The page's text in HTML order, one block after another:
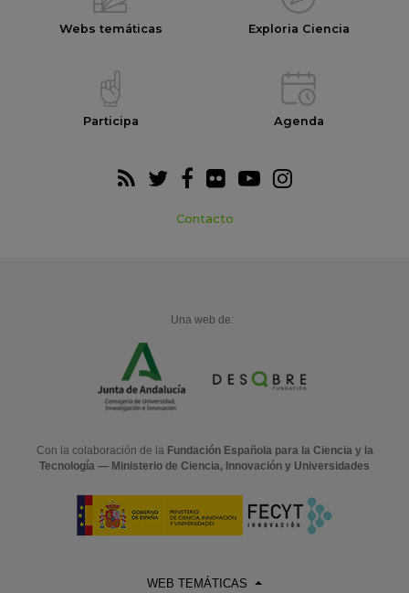
Webs temáticas Exploria Ciencia
Participa Agenda
Contacto
Una web de:
Con la colaboración de la Fundación Española para la Ciencia y la
Tecnología — Ministerio de Ciencia, Innovación y Universidades
WEB TEMÁTICAS